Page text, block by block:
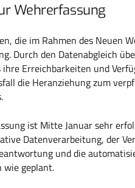
Wehrerfassung
die im Rahmen des Neuen
Durch den Datenabgleich
ihre Erreichbarkeiten und
die Heranziehung zum
ist Mitte Januar sehr
Datenverarbeitung, der
und die
wie geplant.